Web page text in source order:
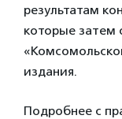
результатам
которые затем
издания.
Подробнее с